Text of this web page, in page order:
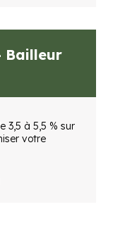
Bailleur
3,5 à 5,5 % sur
votre